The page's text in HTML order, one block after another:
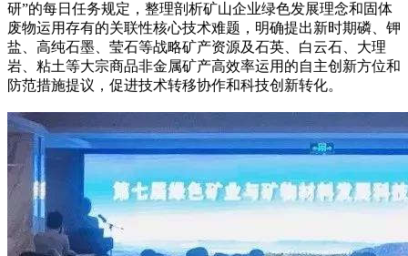
研”的每日任务规定，整理剖析矿山企业绿色发展理念和固体
废物运用存有的关联性核心技术难题，明确提出新时期磷、钾
盐、高纯石墨、莹石等战略矿产资源及石英、白云石、大理
岩、粘土等大宗商品非金属矿产高效率运用的自主创新方位和
防范措施提议，促进技术转移协作和科技创新转化。